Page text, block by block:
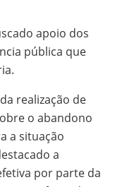
apoio dos
pública que
realização de
o abandono
a situação
a
por parte da